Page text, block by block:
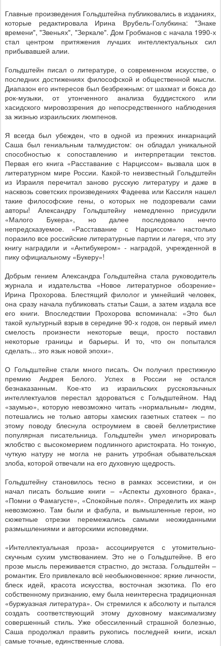
Главные произведения Гольдштейна публиковались в изданиях,
которые редактировала Ирина Врубель-Голубкина: "Знаке
времени", "Звеньях", "Зеркале". Дом Гробманов с начала 1990-х
стал центром притяжения лучших интеллектуальных сил
прибывавшей алии.
Гольдштейн писал о литературе, о современном искусстве, о
последних достижениях философской и общественной мысли.
Диапазон его интересов был безбрежным: от шахмат и бокса до
рок-музыки, от утонченного анализа буддистского или
хасидского мировоззрения до непосредственного наблюдения
за жизнью израильских люмпенов.
Я всегда был убежден, что в одной из прежних инкарнаций
Саша был гениальным талмудистом: он обладал уникальной
способностью к сопоставлению и интерпретации текстов.
Первая его книга «Расставание с Нарциссом» вызвала шок в
литературном мире России. Какой-то неизвестный Гольдштейн
из Израиля перечитал заново русскую литературу и даже в
насквозь советских произведениях Фадеева или Кассиля нашел
такие философские гены, о которых не подозревали сами
авторы! Александру Гольдштейну немедленно присудили
«Малого Букера», но далее последовало нечто
непредсказуемое. «Расставание с Нарциссом» настолько
поразило все российские литературные партии и лагеря, что эту
книгу наградили и «Антибукером» - наградой, учрежденной в
пику официальному «Букеру»!
Добрым гением Александра Гольдштейна стала руководитель
журнала и издательства «Новое литературное обозрение»
Ирина Прохорова. Блестящий филолог и умнейший человек,
она сразу начала публиковать статьи Саши, а затем издала все
его книги. Впоследствии Прохорова вспоминала: «Это был
такой культурный взрыв в середине 90-х годов, он первый имел
смелость произнести некоторые вещи, просто поставил
некоторые границы и барьеры. И то, что он попытался
сделать... это язык новой эпохи».
О Гольдштейне стали много писать. Он получил престижную
премию Андрея Белого. Успех в России не остался
безнаказанным. Кое-кто из израильских русскоязычных
интеллектуалов перестал здороваться с Гольдштейном. Над
«заумью», которую невозможно читать «нормальным» людям,
потешались не только авторы хамских газетных статеек – по
этому поводу блеснула остроумием в своей беллетристике
популярная писательница. Гольдштейн умел игнорировать
жлобство с высокомерием подлинного аристократа. Но тонкую,
чуткую натуру не могла не ранить утробная обывательская
злоба, которой отвечали на его духовную щедрость.
Гольдштейну становилось тесно в рамках эссеистики, и он
начал писать большие книги – «Аспекты духовного брака»,
«Помни о Фамагусте», «Спокойные поля». Определить их жанр
невозможно. Там были и фабула, и вымышленные герои, но
сюжетные отрезки перемежались самыми неожиданными
размышлениями и авторскими исповедями.
«Интеллектуальная проза» ассоциируется с утомительно-
скучным сухим умствованием. Это не о Гольдштейне. В его
прозе мысль переживается страстно, до экстаза. Гольдштейн –
романтик. Его привлекало всё необыкновенное: яркие личности,
блеск идей, красота искусства, восточная экзотика. По его
собственному признанию, ему была неинтересна традиционная
«буржуазная литература». Он стремился к абсолюту и пытался
создать соответствующий этому духовному максимализму
совершенный стиль. Уже обессиленный страшной болезнью,
Саша продолжал править рукопись последней книги, искал
самые точные, единственные слова.